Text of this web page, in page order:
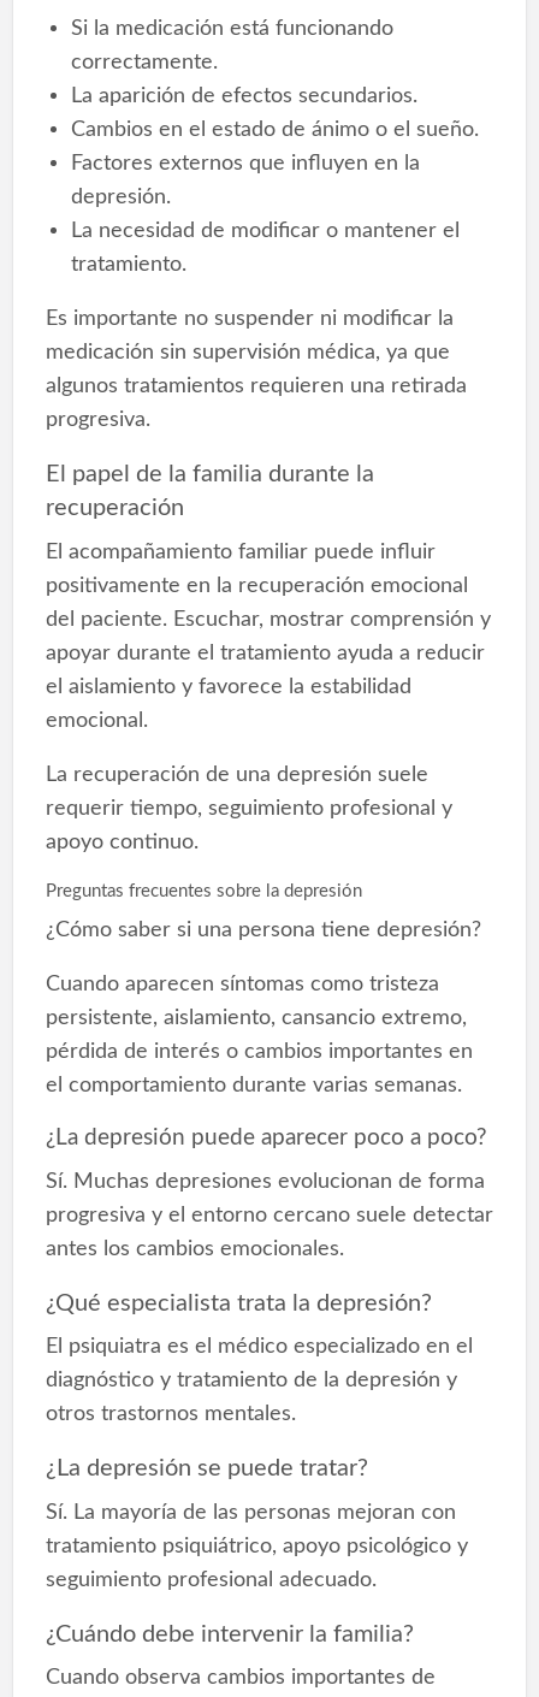
Si la medicación está funcionando
correctamente.
La aparición de efectos secundarios.
Cambios en el estado de ánimo o el sueño.
Factores externos que influyen en la
depresión.
La necesidad de modificar o mantener el
tratamiento.
Es importante no suspender ni modificar la
medicación sin supervisión médica, ya que
algunos tratamientos requieren una retirada
progresiva.
El papel de la familia durante la
recuperación
El acompañamiento familiar puede influir
positivamente en la recuperación emocional
del paciente. Escuchar, mostrar comprensión y
apoyar durante el tratamiento ayuda a reducir
el aislamiento y favorece la estabilidad
emocional.
La recuperación de una depresión suele
requerir tiempo, seguimiento profesional y
apoyo continuo.
Preguntas frecuentes sobre la depresión
¿Cómo saber si una persona tiene depresión?
Cuando aparecen síntomas como tristeza
persistente, aislamiento, cansancio extremo,
pérdida de interés o cambios importantes en
el comportamiento durante varias semanas.
¿La depresión puede aparecer poco a poco?
Sí. Muchas depresiones evolucionan de forma
progresiva y el entorno cercano suele detectar
antes los cambios emocionales.
¿Qué especialista trata la depresión?
El psiquiatra es el médico especializado en el
diagnóstico y tratamiento de la depresión y
otros trastornos mentales.
¿La depresión se puede tratar?
Sí. La mayoría de las personas mejoran con
tratamiento psiquiátrico, apoyo psicológico y
seguimiento profesional adecuado.
¿Cuándo debe intervenir la familia?
Cuando observa cambios importantes de